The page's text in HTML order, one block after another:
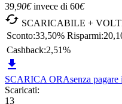
39 ,90€ invece di 60€
 SCARICABILE +
Sconto:33,50% Risparmi:
Cashback:2,51%

SCARICA ORAsenza
Scaricati:
13